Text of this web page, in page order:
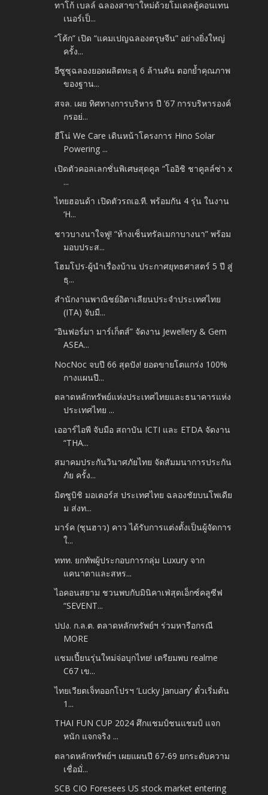
ทาโก้ เบลล์ ฉลองสาขาใหม่ด้วยโมเดลตู้คอนเทน
เนอร์เป็...
“โค้ก” เปิด “แคมเปญฉลองตรุษจีน” อย่างยิ่งใหญ่
ครั้ง...
อีซูซุฉลองยอดผลิตทะลุ 6 ล้านคัน ตอกย้ำคุณภาพ
ของฐาน...
สจล. เผย ทิศทางการบริหาร ปี ’67 การบริหารองค์
กรอย่...
ฮีโน่ We Care เดินหน้าโครงการ Hino Solar
Powering ...
เปิดตัวคอลเลกชั่นพิเศษสุดคูล “โออิชิ ชาคูลล์ซ่า x
...
ไทยฮอนด้า เปิดตัวรถเอ.ที. พร้อมกัน 4 รุ่น ในงาน
‘H...
ชาวบางนาใจฟู! “ห้างเซ็นทรัลเมกาบางนา” พร้อม
มอบประส...
โฮมโปร-ผู้นำเรื่องบ้าน ประกาศยุทธศาสตร์ 5 ปี สู่
ธุ...
สำนักงานพาณิชย์อิตาเลียนประจำประเทศไทย
(ITA) จับมื...
“อินฟอร์มา มาร์เก็ตส์” จัดงาน Jewellery & Gem
ASEA...
NocNoc จบปี 66 สุดปัง! ยอดขายโตแกร่ง 100%
กางแผนปี...
ตลาดหลักทรัพย์แห่งประเทศไทยและธนาคารแห่ง
ประเทศไทย ...
เออาร์ไอพี จับมือ สถาบัน ICTI และ ETDA จัดงาน
“THA...
สมาคมประกันวินาศภัยไทย จัดสัมมนาการประกัน
ภัย ครั้ง...
มิตซูบิชิ มอเตอร์ส ประเทศไทย ฉลองชัยบนโพเดีย
ม ส่งท...
มาร์ค (ชุนฮาว) คาว ได้รับการแต่งตั้งเป็นผู้จัดการ
ใ...
ททท. ยกทัพผู้ประกอบการกลุ่ม Luxury จาก
แคนาดาและสหร...
ไอคอนสยาม ชวนพบกับมินิคาเฟ่สุดเอ็กซ์คลูซีฟ
“SEVENT...
ปปง. ก.ล.ต. ตลาดหลักทรัพย์ฯ ร่วมหารือกรณี
MORE
แชมเปี้ยนรุ่นใหม่จ่อบุกไทย! เตรียมพบ realme
C67 เข...
ไทยเวียตเจ็ทออกโปรฯ ‘Lucky January’ ตั๋วเริ่มต้น
1...
THAI FUN CUP 2024 ศึกแชมป์ชนแชมป์ แจก
หนัก แจกจริง ...
ตลาดหลักทรัพย์ฯ เผยแผนปี 67-69 ยกระดับความ
เชื่อมั่...
SCB CIO Foresees US stock market entering